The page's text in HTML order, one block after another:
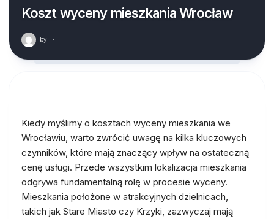
Koszt wyceny mieszkania Wrocław
by ·
Kiedy myślimy o kosztach wyceny mieszkania we
Wrocławiu, warto zwrócić uwagę na kilka kluczowych
czynników, które mają znaczący wpływ na ostateczną
cenę usługi. Przede wszystkim lokalizacja mieszkania
odgrywa fundamentalną rolę w procesie wyceny.
Mieszkania położone w atrakcyjnych dzielnicach,
takich jak Stare Miasto czy Krzyki, zazwyczaj mają